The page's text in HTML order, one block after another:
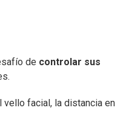
de controlar sus
vello facial, la distancia en